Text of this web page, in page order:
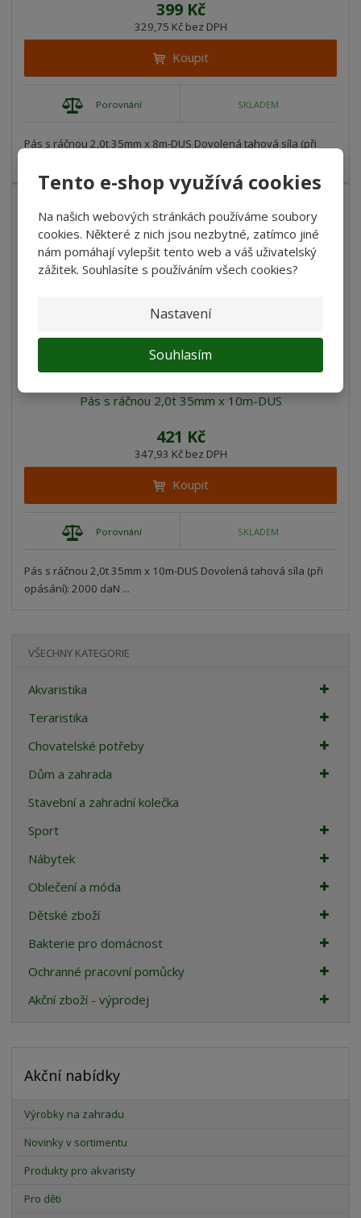
Tento e-shop využívá cookies
Na našich webových stránkách používáme soubory
cookies. Některé z nich jsou nezbytné, zatímco jiné
nám pomáhají vylepšit tento web a váš uživatelský
zážitek. Souhlasíte s používáním všech cookies?
Nastavení
Souhlasím
399 Kč
329,75 Kč bez DPH
Koupit
Porovnání SKLADEM
Pás s ráčnou 2,0t 35mm x 8m-DUS Dovolená tahová síla (při
Pás s ráčnou 2,0t 35mm x 10m-DUS
421 Kč
347,93 Kč bez DPH
Koupit
Porovnání SKLADEM
Pás s ráčnou 2,0t 35mm x 10m-DUS Dovolená tahová síla (při
opásání): 2000 daN ...
VŠECHNY KATEGORIE
Akvaristika
Teraristika
Chovatelské potřeby
Dům a zahrada
Stavební a zahradní kolečka
Sport
Nábytek
Oblečení a móda
Dětské zboží
Bakterie pro domácnost
Ochranné pracovní pomůcky
Akční zboží - výprodej
Akční nabídky
Výrobky na zahradu
Novinky v sortimentu
Produkty pro akvaristy
Pro děti